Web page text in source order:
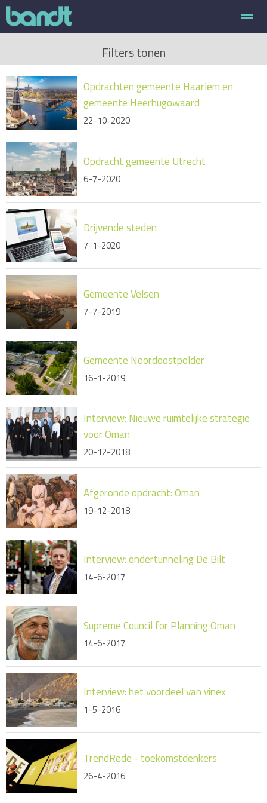
Interim Management Integrale
Home
Filters tonen
Opdrachten gemeente Haarlem en
gemeente Heerhugowaard
22-10-2020
Opdracht gemeente Utrecht
6-7-2020
Drijvende steden
7-1-2020
Gemeente Velsen
7-7-2019
Gemeente Noordoostpolder
16-1-2019
Interview: Nieuwe ruimtelijke strategie
voor Oman
20-12-2018
Afgeronde opdracht: Oman
19-12-2018
Interview: ondertunneling De Bilt
14-6-2017
Supreme Council for Planning Oman
14-6-2017
Interview: het voordeel van vinex
1-5-2016
TrendRede - toekomstdenkers
26-4-2016